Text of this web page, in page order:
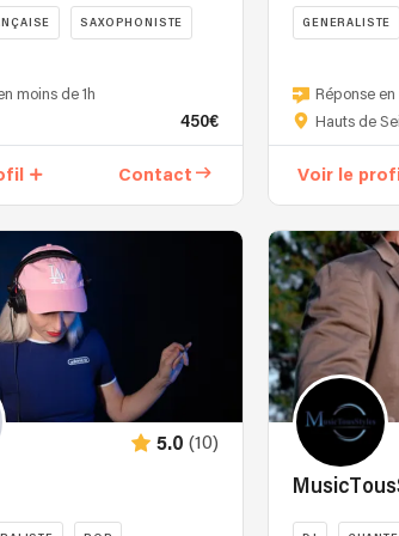
SAXOPHONISTE
moins de 1h
450€
Contact
GENERALISTE
30
and
musicale
que
Guitariste,
et
professeur
de
Musique
depuis
12
ans
et
Réponse
Hauts de
Voir le
5.0 (10)